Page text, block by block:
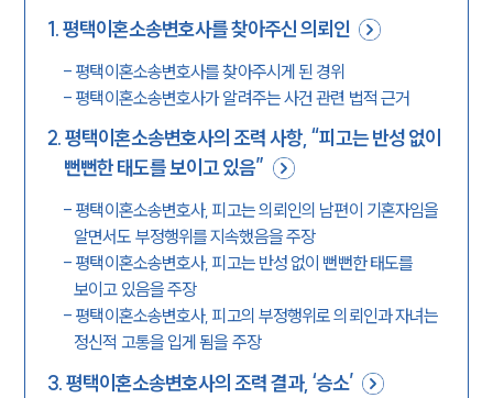
1.평택이혼소송변호사를 찾아주신 의뢰인
- 평택이혼소송변호사를 찾아주시게 된 경위
- 평택이혼소송변호사가 알려주는 사건 관련 법적 근거
2.평택이혼소송변호사의 조력 사항, “피고는 반성 없이
뻔뻔한 태도를 보이고 있음”
- 평택이혼소송변호사, 피고는 의뢰인의 남편이 기혼자임을
알면서도 부정행위를 지속했음을 주장
- 평택이혼소송변호사, 피고는 반성 없이 뻔뻔한 태도를
보이고 있음을 주장
- 평택이혼소송변호사, 피고의 부정행위로 의뢰인과 자녀는
정신적 고통을 입게 됨을 주장
3.평택이혼소송변호사의 조력 결과, ‘승소’